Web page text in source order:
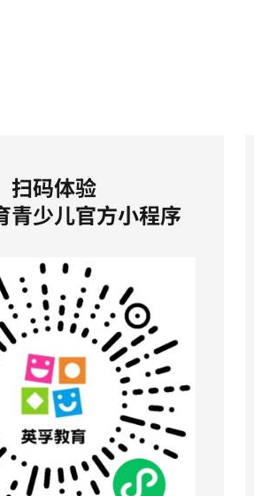
扫码体验
青少儿官方小程序